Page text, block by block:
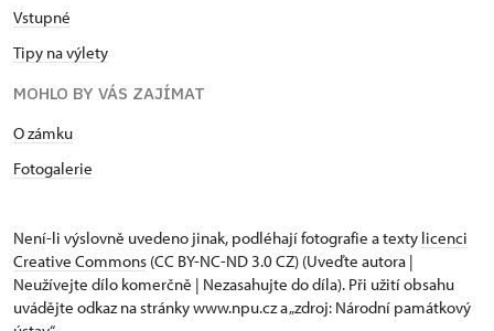
Vstupné
Tipy na výlety
MOHLO BY VÁS ZAJÍMAT
O zámku
Fotogalerie
Není-li výslovně uvedeno jinak, podléhají fotografie a texty licenci
Creative Commons (CC BY-NC-ND 3.0 CZ) (Uveďte autora |
Neužívejte dílo komerčně | Nezasahujte do díla). Při užití obsahu
uvádějte odkaz na stránky www.npu.cz a „zdroj: Národní památkový